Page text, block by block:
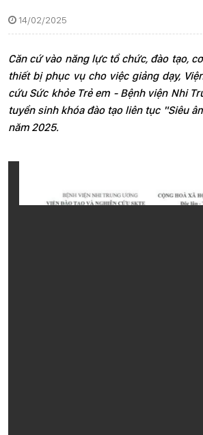
14/02/2025
Căn cứ vào năng lực tổ chức, đào tạo,
thiết bị phục vụ cho việc giảng dạy,
cứu Sức khỏe Trẻ em - Bệnh viện Nhi
tuyển sinh khóa đào tạo liên tục "Siêu
năm 2025.